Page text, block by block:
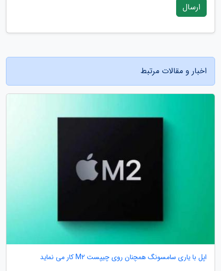
ارسال
اخبار و مقالات مرتبط
اپل با یاری سامسونگ همچنان روی چیپست M2 کار می نماید